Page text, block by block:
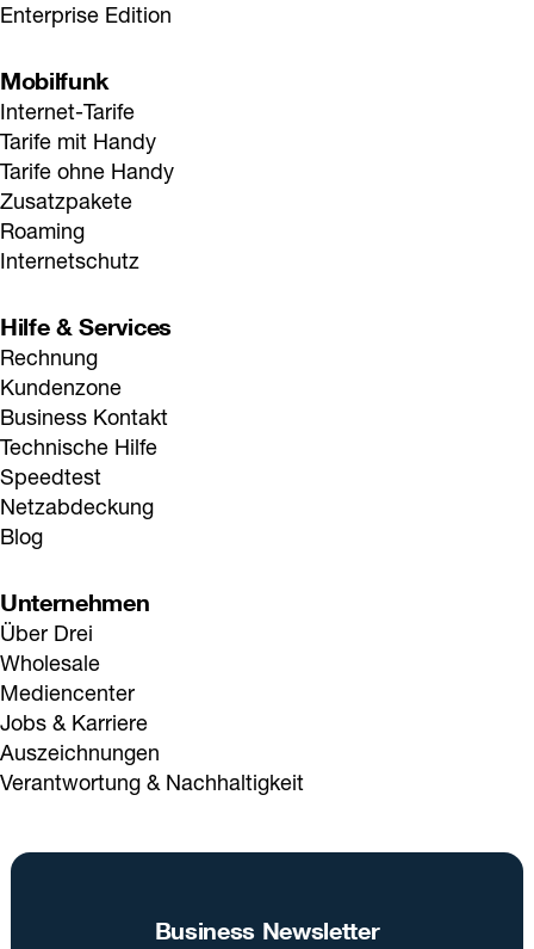
Enterprise Edition
Mobilfunk
Internet-Tarife
Tarife mit Handy
Tarife ohne Handy
Zusatzpakete
Roaming
Internetschutz
Hilfe & Services
Rechnung
Kundenzone
Business Kontakt
Technische Hilfe
Speedtest
Netzabdeckung
Blog
Unternehmen
Über Drei
Wholesale
Mediencenter
Jobs & Karriere
Auszeichnungen
Verantwortung & Nachhaltigkeit
Business Newsletter